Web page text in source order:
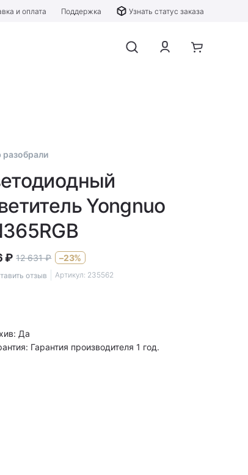
и оплата Поддержка Узнать статус заказа
разобрали
Yongnuo
₽ 12 631 ₽ –23%
отзыв Артикул: 235562
Да
Гарантия производителя 1 год.